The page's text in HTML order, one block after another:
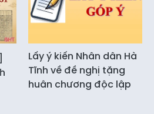
Lấy ý kiến Nhân dân Hà
Tĩnh về đề nghị tặng
huân chương độc lập